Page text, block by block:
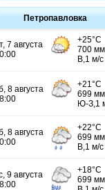
Петропавловка